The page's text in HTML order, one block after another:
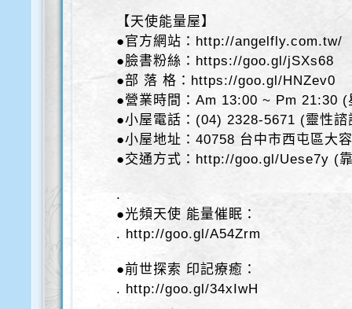
【天使能量屋】
●官方網站：http://angelfly.com.tw/
●臉書粉絲：https://goo.gl/jSXs68
●部 落 格：https://goo.gl/HNZev0
●營業時間：Am 13:00 ~ Pm 21:30 (
●小屋電話：(04) 2328-5671 (靈性
●小屋地址：40758 台中市西屯區大
●交通方式：http://goo.gl/Uese7y (
.
●光頻天使 能量催眠：
. http://goo.gl/A54Zrm
●前世探索 印記療癒：
. http://goo.gl/34xIwH